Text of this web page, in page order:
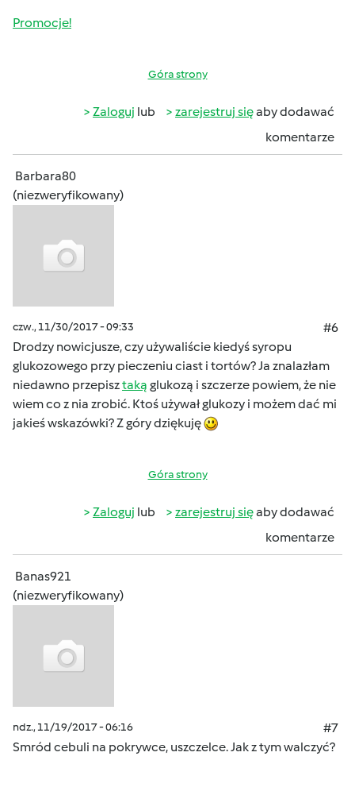
Promocje!
Góra strony
Zaloguj lub zarejestruj sięaby dodawać
komentarze
Barbara80
(niezweryfikowany)
czw., 11/30/2017 - 09:33
#6
Drodzy nowicjusze, czy używaliście kiedyś syropu
glukozowego przy pieczeniu ciast i tortów? Ja znalazłam
niedawno przepisztaką glukozą i szczerze powiem, że nie
wiem co z nia zrobić. Ktoś używał glukozy i możem dać mi
jakieś wskazówki? Z góry dziękuję
Góra strony
Zaloguj lub zarejestruj sięaby dodawać
komentarze
Banas921
(niezweryfikowany)
ndz., 11/19/2017 - 06:16
#7
Smród cebuli na pokrywce, uszczelce. Jak z tym walczyć?